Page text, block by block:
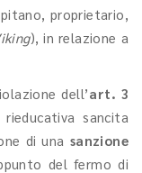
proprietario,
), in relazione a
dell’art. 3
sancita
di una sanzione
del fermo di